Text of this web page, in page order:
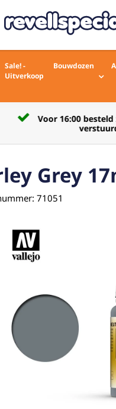
Sale! -
Uitverkoop
Bouwdozen
Voor 16:00 besteld zelfde
verstuurd
Grey
71051